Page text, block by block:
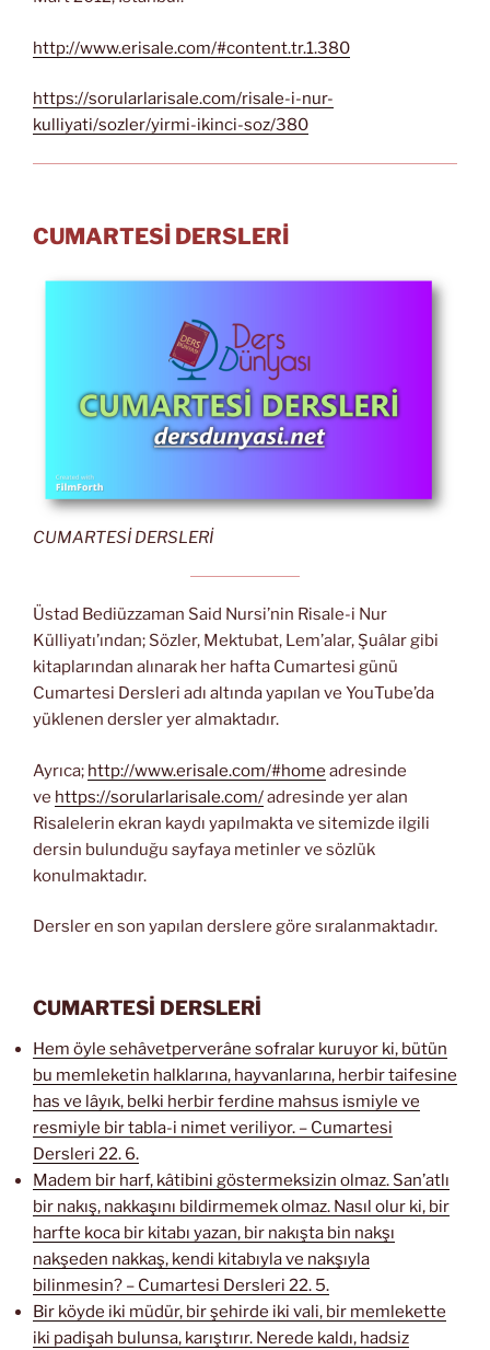
http://www.erisale.com/#content.tr.1.380
https://sorularlarisale.com/risale-i-nur-
kulliyati/sozler/yirmi-ikinci-soz/380
CUMARTESİ DERSLERİ
CUMARTESİ DERSLERİ
Üstad Bediüzzaman Said Nursi’nin Risale-i Nur
Külliyatı’ından; Sözler, Mektubat, Lem’alar, Şuâlar gibi
kitaplarından alınarak her hafta Cumartesi günü
Cumartesi Dersleri adı altında yapılan ve YouTube’da
yüklenen dersler yer almaktadır.
Ayrıca; http://www.erisale.com/#home adresinde
ve https://sorularlarisale.com/adresinde yer alan
Risalelerin ekran kaydı yapılmakta ve sitemizde ilgili
dersin bulunduğu sayfaya metinler ve sözlük
konulmaktadır.
Dersler en son yapılan derslere göre sıralanmaktadır.
CUMARTESİ DERSLERİ
Hem öyle sehâvetperverâne sofralar kuruyor ki, bütün
bu memleketin halklarına, hayvanlarına, herbir taifesine
has ve lâyık, belki herbir ferdine mahsus ismiyle ve
resmiyle bir tabla-i nimet veriliyor. – Cumartesi
Dersleri 22. 6.
Madem bir harf, kâtibini göstermeksizin olmaz. San’atlı
bir nakış, nakkaşını bildirmemek olmaz. Nasıl olur ki, bir
harfte koca bir kitabı yazan, bir nakışta bin nakşı
nakşeden nakkaş, kendi kitabıyla ve nakşıyla
bilinmesin? – Cumartesi Dersleri 22. 5.
Bir köyde iki müdür, bir şehirde iki vali, bir memlekette
iki padişah bulunsa, karıştırır. Nerede kaldı, hadsiz